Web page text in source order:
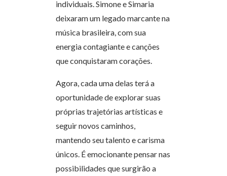
individuais. Simone e Simaria
deixaram um legado marcante na
música brasileira, com sua
energia contagiante e canções
que conquistaram corações.
Agora, cada uma delas terá a
oportunidade de explorar suas
próprias trajetórias artísticas e
seguir novos caminhos,
mantendo seu talento e carisma
únicos. É emocionante pensar nas
possibilidades que surgirão a